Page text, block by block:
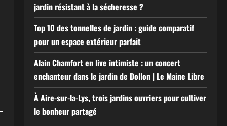
jardin résistant à la sécheresse ?
Top 10 des tonnelles de jardin : guide comparatif
pour un espace extérieur parfait
Alain Chamfort en live intimiste : un concert
enchanteur dans le jardin de Dollon | Le Maine Libre
À Aire-sur-la-Lys, trois jardins ouvriers pour cultiver
le bonheur partagé